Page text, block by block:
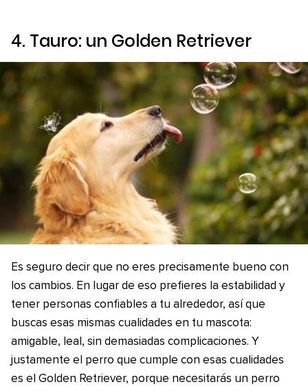
4. Tauro: un Golden Retriever
Es seguro decir que no eres precisamente bueno con
los cambios. En lugar de eso prefieres la estabilidad y
tener personas confiables a tu alrededor, así que
buscas esas mismas cualidades en tu mascota:
amigable, leal, sin demasiadas complicaciones. Y
justamente el perro que cumple con esas cualidades
es el Golden Retriever, porque necesitarás un perro